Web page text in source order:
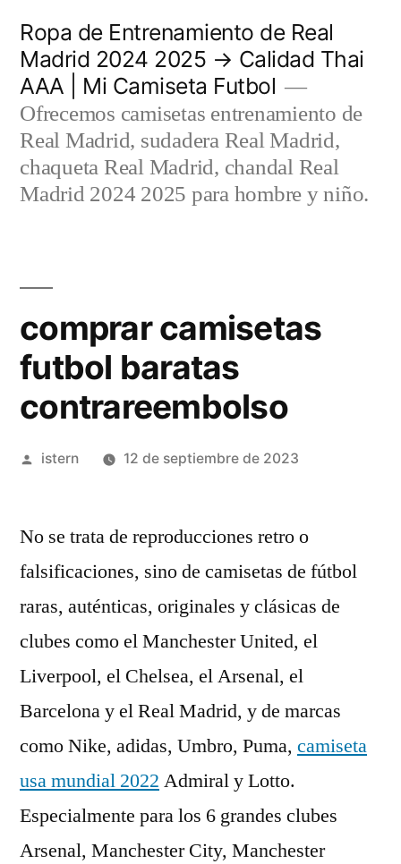
contenido
Ropa de Entrenamiento de Real
Madrid 2024 2025 → Calidad Thai
AAA | Mi Camiseta Futbol
Ofrecemos camisetas entrenamiento de
Real Madrid, sudadera Real Madrid,
chaqueta Real Madrid, chandal Real
Madrid 2024 2025 para hombre y niño.
comprar camisetas
futbol baratas
contrareembolso
Publicado
istern 12 de septiembre de 2023
No se trata de reproducciones retro o
falsificaciones, sino de camisetas de fútbol
raras, auténticas, originales y clásicas de
clubes como el Manchester United, el
Liverpool, el Chelsea, el Arsenal, el
Barcelona y el Real Madrid, y de marcas
como Nike, adidas, Umbro, Puma, camiseta
usa mundial 2022 Admiral y Lotto.
Especialmente para los 6 grandes clubes
Arsenal, Manchester City, Manchester